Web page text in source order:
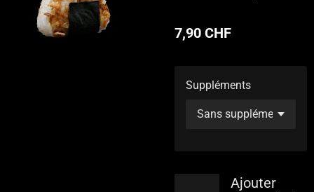
7,90 CHF
Suppléments
Ajouter